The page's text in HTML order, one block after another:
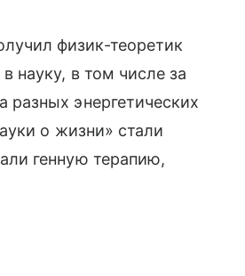
физик-теоретик
науку, в том числе за
разных энергетических
о жизни» стали
генную терапию,